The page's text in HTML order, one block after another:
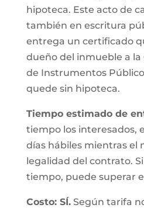
hipoteca. Este acto de
también en escritura
entrega un certificado
dueño del inmueble a
de Instrumentos
quede sin hipoteca.
Tiempo estimado de
tiempo los interesados,
días hábiles mientras el
legalidad del contrato.
tiempo, puede superar
Costo: SÍ.Según tarifa